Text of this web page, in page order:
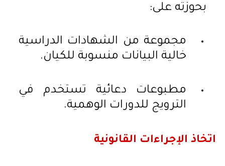
بحوزته على:
مجموعة من الشهادات الدراسية
خالية البيانات منسوبة للكيان.
مطبوعات دعائية تستخدم في
الترويج للدورات الوهمية.
اتخاذ الإجراءات القانونية